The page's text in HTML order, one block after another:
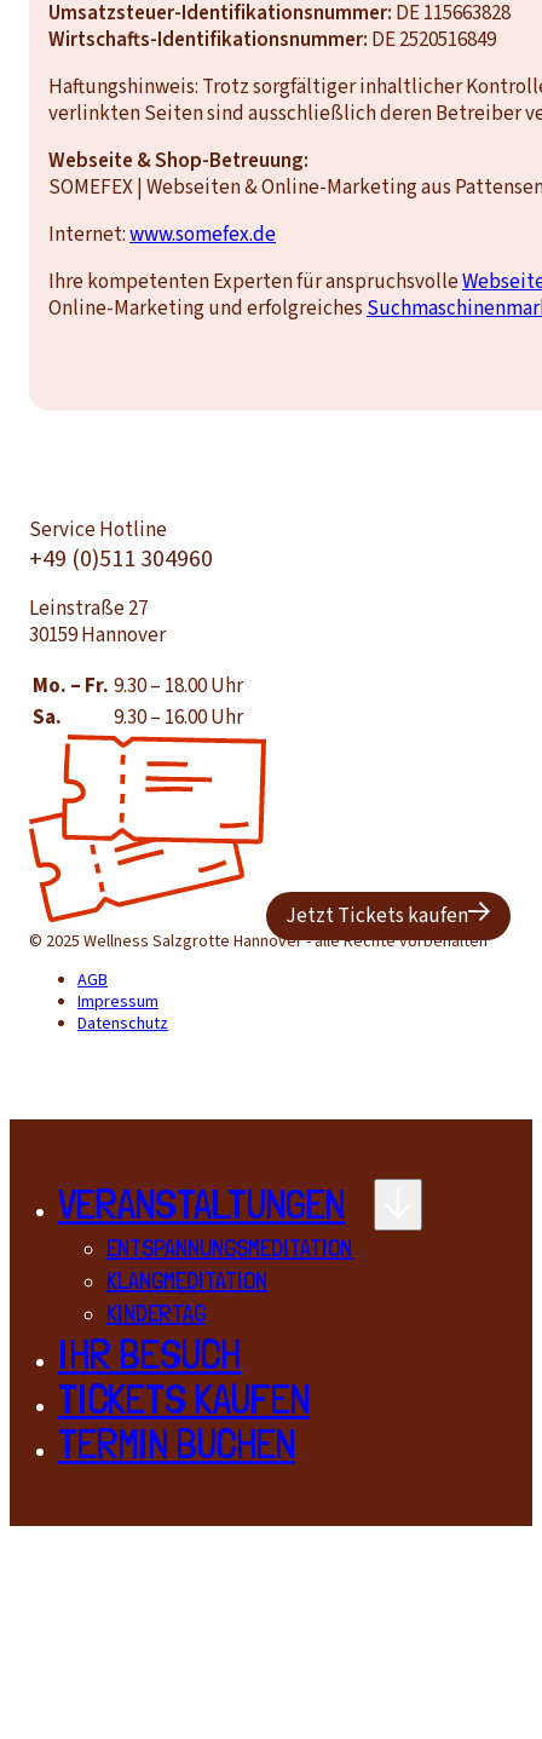
Umsatzsteuer-Identifikationsnummer: DE 115663828
Wirtschafts-Identifikationsnummer: DE 2520516849
Haftungshinweis: Trotz sorgfältiger inhaltlicher
verlinkten Seiten sind ausschließlich deren Betreiber
Webseite & Shop-Betreuung:
SOMEFEX | Webseiten & Online-Marketing aus
Internet:www.somefex.de
Ihre kompetenten Experten für anspruchsvolle
Online-Marketing und erfolgreiches
Service Hotline
+49 (0)511 304960
Leinstraße 27
30159 Hannover
Mo. – Fr. 9.30 – 18.00 Uhr
Sa.
9.30 – 16.00 Uhr
Jetzt Tickets kaufen
© 2025 Wellness Salzgrotte Hannover - alle Rechte vorbehalten
AGB
Impressum
Datenschutz
VERANSTALTUNGEN
ENTSPANNUNGSMEDITATION
KLANGMEDITATION
KINDERTAG
IHR BESUCH
TICKETS KAUFEN
TERMIN BUCHEN